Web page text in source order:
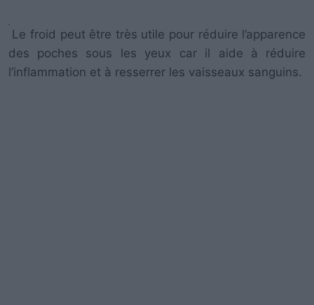
Le froid peut être très utile pour réduire l’apparence
des poches sous les yeux car il aide à réduire
l’inflammation et à resserrer les vaisseaux sanguins.